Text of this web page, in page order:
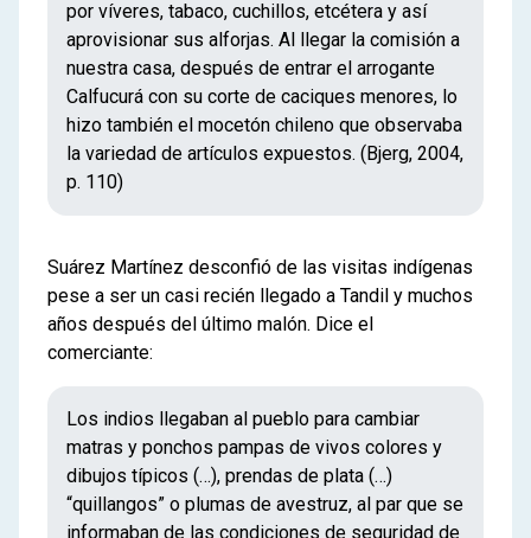
por víveres, tabaco, cuchillos, etcétera y así
aprovisionar sus alforjas. Al llegar la comisión a
nuestra casa, después de entrar el arrogante
Calfucurá con su corte de caciques menores, lo
hizo también el mocetón chileno que observaba
la variedad de artículos expuestos. (Bjerg, 2004,
p. 110)
Suárez Martínez desconfió de las visitas indígenas
pese a ser un casi recién llegado a Tandil y muchos
años después del último malón. Dice el
comerciante:
Los indios llegaban al pueblo para cambiar
matras y ponchos pampas de vivos colores y
dibujos típicos (…), prendas de plata (…)
“quillangos” o plumas de avestruz, al par que se
informaban de las condiciones de seguridad de